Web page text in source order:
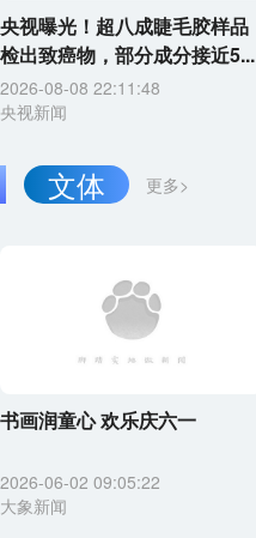
央视曝光！超八成睫毛胶样品
检出致癌物，部分成分接近5...
2026-08-08 22:11:48
央视新闻
更多>
文体
书画润童心 欢乐庆六一
2026-06-02 09:05:22
大象新闻